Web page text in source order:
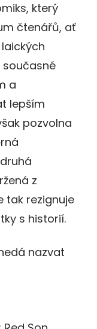
který
čtenářů, ať
a
lepším
pozvolna
z
tak rezignuje
s historií.
nazvat